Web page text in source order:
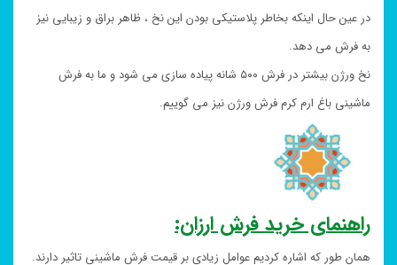
در عین حال اینکه بخاطر پلاستیکی بودن این نخ ، ظاهر براق و زیبایی نیز
به فرش می دهد.
نخ ورژن بیشتر در فرش ۵۰۰ شانه پیاده سازی می شود و ما به فرش
ماشینی باغ ارم کرم فرش ورژن نیز می گوییم.
راهنمای خرید فرش ارزان:
همان طور که اشاره کردیم عوامل زیادی بر قیمت فرش ماشینی تاثیر دارند.